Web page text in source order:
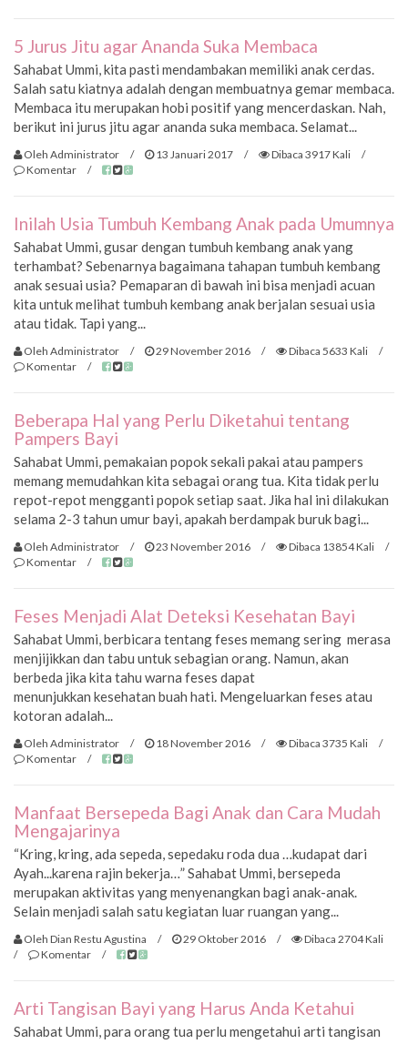
5 Jurus Jitu agar Ananda Suka Membaca
Sahabat Ummi, kita pasti mendambakan memiliki anak cerdas.
Salah satu kiatnya adalah dengan membuatnya gemar membaca.
Membaca itu merupakan hobi positif yang mencerdaskan. Nah,
berikut ini jurus jitu agar ananda suka membaca. Selamat...
Oleh Administrator / 13 Januari 2017 / Dibaca 3917 Kali
/
Komentar
/
Inilah Usia Tumbuh Kembang Anak pada Umumnya
Sahabat Ummi, gusar dengan tumbuh kembang anak yang
terhambat? Sebenarnya bagaimana tahapan tumbuh kembang
anak sesuai usia? Pemaparan di bawah ini bisa menjadi acuan
kita untuk melihat tumbuh kembang anak berjalan sesuai usia
atau tidak. Tapi yang...
Oleh Administrator / 29 November 2016 / Dibaca 5633 Kali
/
Komentar
/
Beberapa Hal yang Perlu Diketahui tentang
Pampers Bayi
Sahabat Ummi, pemakaian popok sekali pakai atau pampers
memang memudahkan kita sebagai orang tua. Kita tidak perlu
repot-repot mengganti popok setiap saat. Jika hal ini dilakukan
selama 2-3 tahun umur bayi, apakah berdampak buruk bagi...
Oleh Administrator / 23 November 2016 / Dibaca 13854 Kali
/
Komentar
/
Feses Menjadi Alat Deteksi Kesehatan Bayi
Sahabat Ummi, berbicara tentang feses memang sering merasa
menjijikkan dan tabu untuk sebagian orang. Namun, akan
berbeda jika kita tahu warna feses dapat
menunjukkan kesehatan buah hati. Mengeluarkan feses atau
kotoran adalah...
Oleh Administrator / 18 November 2016 / Dibaca 3735 Kali
/
Komentar
/
Manfaat Bersepeda Bagi Anak dan Cara Mudah
Mengajarinya
“Kring, kring, ada sepeda, sepedaku roda dua …kudapat dari
Ayah...karena rajin bekerja…” Sahabat Ummi, bersepeda
merupakan aktivitas yang menyenangkan bagi anak-anak.
Selain menjadi salah satu kegiatan luar ruangan yang...
Oleh Dian Restu Agustina / 29 Oktober 2016 /
Dibaca 2704 Kali
/
Komentar /
Arti Tangisan Bayi yang Harus Anda Ketahui
Sahabat Ummi, para orang tua perlu mengetahui arti tangisan